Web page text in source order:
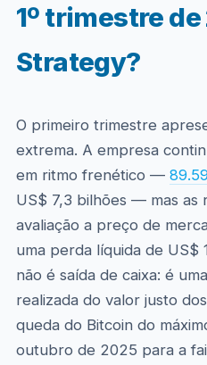
1º trimestre
Strategy?
O primeiro trimestre
extrema. A empresa
em ritmo frenético —
US$ 7,3 bilhões — mas as
avaliação a preço de
uma perda líquida de US$
não é saída de caixa: é
realizada do valor justo
queda do Bitcoin do
outubro de 2025 para a